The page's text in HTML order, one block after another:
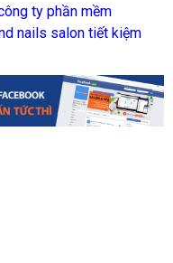
ty phần mềm
nails salon tiết kiệm